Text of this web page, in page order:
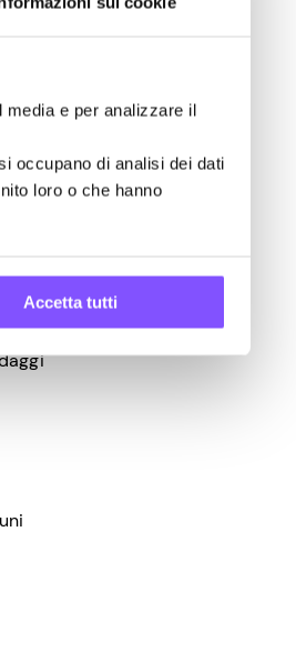
e per analizzare il
occupano di analisi dei dati
loro o che hanno
Accetta tutti